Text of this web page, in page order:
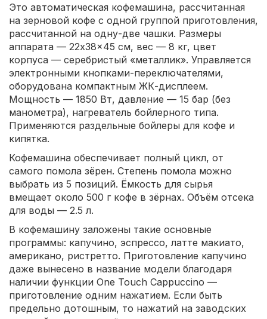
Это автоматическая кофемашина, рассчитанная
на зерновой кофе с одной группой приготовления,
рассчитанной на одну-две чашки. Размеры
аппарата — 22x38x45 см, вес — 8 кг, цвет
корпуса — серебристый «металлик». Управляется
электронными кнопками-переключателями,
оборудована компактным ЖК-дисплеем.
Мощность — 1850 Вт, давление — 15 бар (без
манометра), нагреватель бойлерного типа.
Применяются раздельные бойлеры для кофе и
кипятка.
Кофемашина обеспечивает полный цикл, от
самого помола зёрен. Степень помола можно
выбрать из 5 позиций. Ёмкость для сырья
вмещает около 500 г кофе в зёрнах. Объём отсека
для воды — 2.5 л.
В кофемашину заложены такие основные
программы: капучино, эспрессо, латте макиато,
американо, ристретто. Приготовление капучино
даже вынесено в название модели благодаря
наличии функции One Touch Cappuccino —
приготовление одним нажатием. Если быть
предельно дотошным, то нажатий на заводских